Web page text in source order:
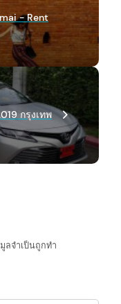
- Rent
กรุงเทพ
ลจำเป็นถูกทำ